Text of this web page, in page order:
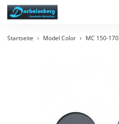
Startseite Model Color MC 150-170